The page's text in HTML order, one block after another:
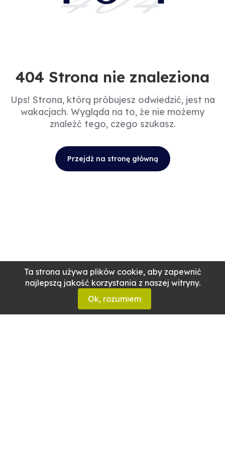
Ta strona używa plików cookie, aby zapewnić
najlepszą jakość korzystania z naszej witryny.
Ok, rozumiem
404 Strona nie znaleziona
Ups! Strona, którą próbujesz odwiedzić, jest na
wakacjach. Wygląda na to, że nie możemy
znaleźć tego, czego szukasz.
Przejdź na stronę główną